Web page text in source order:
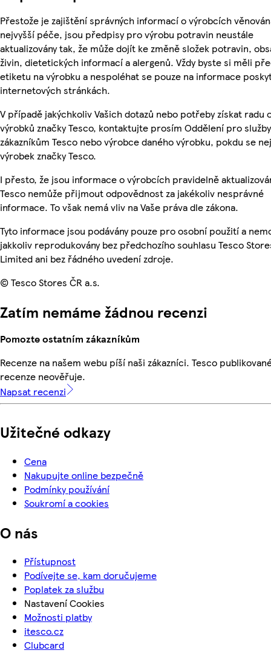
Přestože je zajištění správných informací o výrobcích
nejvyšší péče, jsou předpisy pro výrobu potravin neustále
aktualizovány tak, že může dojít ke změně složek potravin,
živin, dietetických informací a alergenů. Vždy byste si měli
etiketu na výrobku a nespoléhat se pouze na informace
internetových stránkách.
V případě jakýchkoliv Vašich dotazů nebo potřeby získat radu
výrobků značky Tesco, kontaktujte prosím Oddělení pro služby
zákazníkům Tesco nebo výrobce daného výrobku, pokdu se
výrobek značky Tesco.
I přesto, že jsou informace o výrobcích pravidelně
Tesco nemůže přijmout odpovědnost za jakékoliv nesprávné
informace. To však nemá vliv na Vaše práva dle zákona.
Tyto informace jsou podávány pouze pro osobní použití a
jakkoliv reprodukovány bez předchozího souhlasu Tesco
Limited ani bez řádného uvedení zdroje.
© Tesco Stores ČR a.s.
Zatím nemáme žádnou recenzi
Pomozte ostatním zákazníkům
Recenze na našem webu píší naši zákazníci. Tesco
recenze neověřuje.
Napsat recenzi
Užitečné odkazy
Cena
Nakupujte online bezpečně
Podmínky používání
Soukromí a cookies
O nás
Přístupnost
Podívejte se, kam doručujeme
Poplatek za službu
Nastavení Cookies
Možnosti platby
itesco.cz
Clubcard